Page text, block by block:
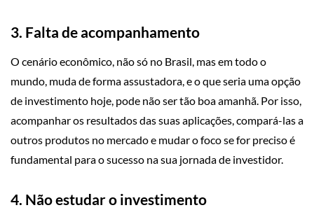
3. Falta de acompanhamento
O cenário econômico, não só no Brasil, mas em todo o
mundo, muda de forma assustadora, e o que seria uma opção
de investimento hoje, pode não ser tão boa amanhã. Por isso,
acompanhar os resultados das suas aplicações, compará-las a
outros produtos no mercado e mudar o foco se for preciso é
fundamental para o sucesso na sua jornada de investidor.
4. Não estudar o investimento